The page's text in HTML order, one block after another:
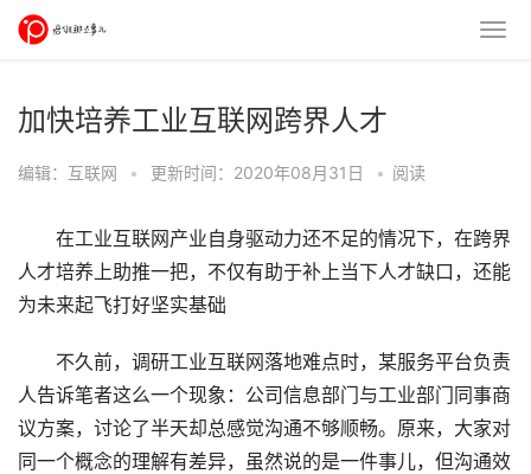
加快培养工业互联网跨界人才
编辑：互联网 • 更新时间：2020年08月31日 • 阅读
在工业互联网产业自身驱动力还不足的情况下，在跨界
人才培养上助推一把，不仅有助于补上当下人才缺口，还能
为未来起飞打好坚实基础
不久前，调研工业互联网落地难点时，某服务平台负责
人告诉笔者这么一个现象：公司信息部门与工业部门同事商
议方案，讨论了半天却总感觉沟通不够顺畅。原来，大家对
同一个概念的理解有差异，虽然说的是一件事儿，但沟通效